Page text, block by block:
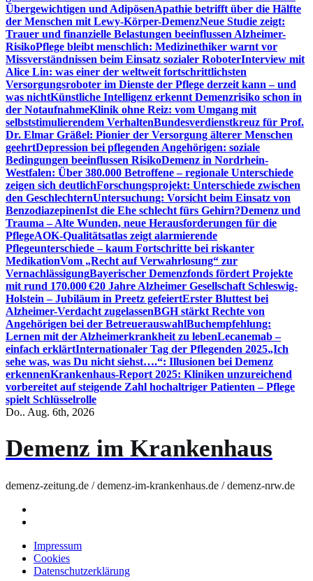
Übergewichtigen und AdipösenApathie betrifft über die Hälfte
der Menschen mit Lewy-Körper-DemenzNeue Studie zeigt:
Trauer und finanzielle Belastungen beeinflussen Alzheimer-
RisikoPflege bleibt menschlich: Medizinethiker warnt vor
Missverständnissen beim Einsatz sozialer RoboterInterview mit
Alice Lin: was einer der weltweit fortschrittlichsten
Versorgungsroboter im Dienste der Pflege derzeit kann – und
was nichtKünstliche Intelligenz erkennt Demenzrisiko schon in
der NotaufnahmeKlinik ohne Reiz: vom Umgang mit
selbststimulierendem VerhaltenBundesverdienstkreuz für Prof.
Dr. Elmar Gräßel: Pionier der Versorgung älterer Menschen
geehrtDepression bei pflegenden Angehörigen: soziale
Bedingungen beeinflussen RisikoDemenz in Nordrhein-
Westfalen: Über 380.000 Betroffene – regionale Unterschiede
zeigen sich deutlichForschungsprojekt: Unterschiede zwischen
den GeschlechternUntersuchung: Vorsicht beim Einsatz von
BenzodiazepinenIst die Ehe schlecht fürs Gehirn?Demenz und
Trauma – Alte Wunden, neue Herausforderungen für die
PflegeAOK-Qualitätsatlas zeigt alarmierende
Pflegeunterschiede – kaum Fortschritte bei riskanter
MedikationVom „Recht auf Verwahrlosung“ zur
VernachlässigungBayerischer Demenzfonds fördert Projekte
mit rund 170.000 €20 Jahre Alzheimer Gesellschaft Schleswig-
Holstein – Jubiläum in Preetz gefeiertErster Bluttest bei
Alzheimer-Verdacht zugelassenBGH stärkt Rechte von
Angehörigen bei der BetreuerauswahlBuchempfehlung:
Lernen mit der Alzheimerkrankheit zu lebenLecanemab –
einfach erklärtInternationaler Tag der Pflegenden 2025„Ich
sehe was, was Du nicht siehst….“: Illusionen bei Demenz
erkennenKrankenhaus-Report 2025: Kliniken unzureichend
vorbereitet auf steigende Zahl hochaltriger Patienten – Pflege
spielt Schlüsselrolle
Do.. Aug. 6th, 2026
Demenz im Krankenhaus
demenz-zeitung.de / demenz-im-krankenhaus.de / demenz-nrw.de
Impressum
Cookies
Datenschutzerklärung